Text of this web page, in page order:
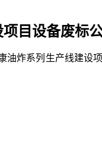
目设备废标
油炸系列生产线建设